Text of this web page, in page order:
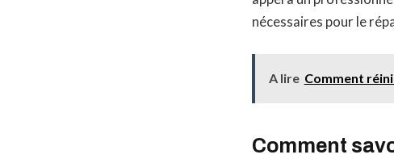
nécessaires pour le
A lire Comment
Comment